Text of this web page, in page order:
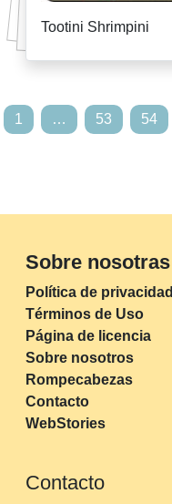
Tootini Shrimpini
1 … 53 54
Sobre nosotras
Política de privacidad
Términos de Uso
Página de licencia
Sobre nosotros
Rompecabezas
Contacto
WebStories
Contacto